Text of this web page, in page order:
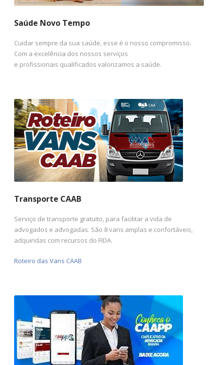
Saúde Novo Tempo
Cuidar sempre da sua saúde, esse é o nosso compromisso.
Com a excelência dos nossos serviços
e profissionais qualificados valorizamos a saúde.
Transporte CAAB
Serviço de transporte gratuito, para facilitar a vida de
advogados e advogadas. São 8 vans amplas e confortáveis,
adquiridas com recursos do FIDA.
Roteiro das Vans CAAB